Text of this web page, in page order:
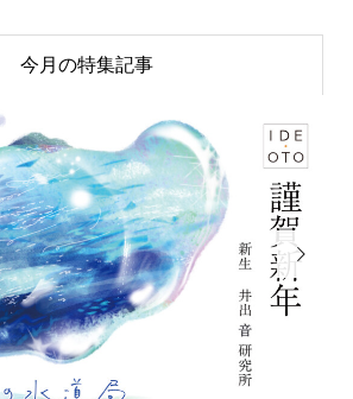
今月の特集記事
